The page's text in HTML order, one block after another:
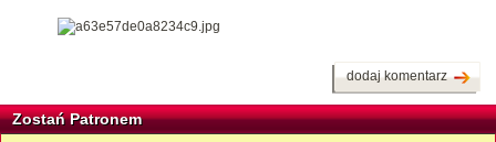
dodaj komentarz
Zostań Patronem